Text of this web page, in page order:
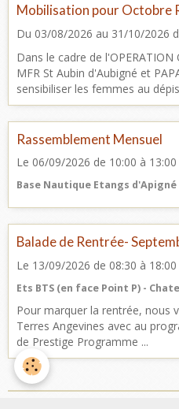
Mobilisation pour Octobre
Du 03/08/2026 au 31/10/2026
Dans le cadre de l'OPERATION
MFR St Aubin d'Aubigné et
sensibiliser les femmes au
Rassemblement Mensuel
Le 06/09/2026 de 10:00 à 13:00
Base Nautique Etangs d'Apigné
Balade de Rentrée-
Le 13/09/2026 de 08:30 à 18:00
Ets BTS (en face Point P) -
Pour marquer la rentrée, nous
Terres Angevines avec au
de Prestige Programme ...